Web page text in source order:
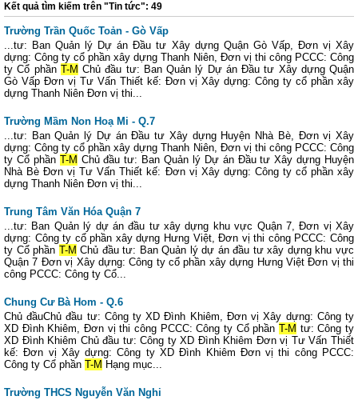
Kết quả tìm kiếm trên "Tin tức": 49
Trường Trần Quốc Toản - Gò Vấp
...tư: Ban Quản lý Dự án Đầu tư Xây dựng Quận Gò Vấp, Đơn vị Xây
dựng: Công ty cổ phần xây dựng Thanh Niên, Đơn vị thi công PCCC: Công
ty Cổ phần T-M Chủ đầu tư: Ban Quản lý Dự án Đầu tư Xây dựng Quận
Gò Vấp Đơn vị Tư Vấn Thiết kế: Đơn vị Xây dựng: Công ty cổ phần xây
dựng Thanh Niên Đơn vị thi...
Trường Mầm Non Hoạ Mi - Q.7
...tư: Ban Quản lý Dự án Đầu tư Xây dựng Huyện Nhà Bè, Đơn vị Xây
dựng: Công ty cổ phần xây dựng Thanh Niên, Đơn vị thi công PCCC: Công
ty Cổ phần T-M Chủ đầu tư: Ban Quản lý Dự án Đầu tư Xây dựng Huyện
Nhà Bè Đơn vị Tư Vấn Thiết kế: Đơn vị Xây dựng: Công ty cổ phần xây
dựng Thanh Niên Đơn vị thi...
Trung Tâm Văn Hóa Quận 7
...tư: Ban Quản lý dự án đầu tư xây dựng khu vực Quận 7, Đơn vị Xây
dựng: Công ty cổ phần xây dựng Hưng Việt, Đơn vị thi công PCCC: Công
ty Cổ phần T-M Chủ đầu tư: Ban Quản lý dự án đầu tư xây dựng khu vực
Quận 7 Đơn vị Xây dựng: Công ty cổ phần xây dựng Hưng Việt Đơn vị thi
công PCCC: Công ty Cổ...
Chung Cư Bà Hom - Q.6
Chủ đầuChủ đầu tư: Công ty XD Đình Khiêm, Đơn vị Xây dựng: Công ty
XD Đình Khiêm, Đơn vị thi công PCCC: Công ty Cổ phần T-M tư: Công ty
XD Đình Khiêm Chủ đầu tư: Công ty XD Đình Khiêm Đơn vị Tư Vấn Thiết
kế: Đơn vị Xây dựng: Công ty XD Đình Khiêm Đơn vị thi công PCCC:
Công ty Cổ phần T-M Hạng mục...
Trường THCS Nguyễn Văn Nghi